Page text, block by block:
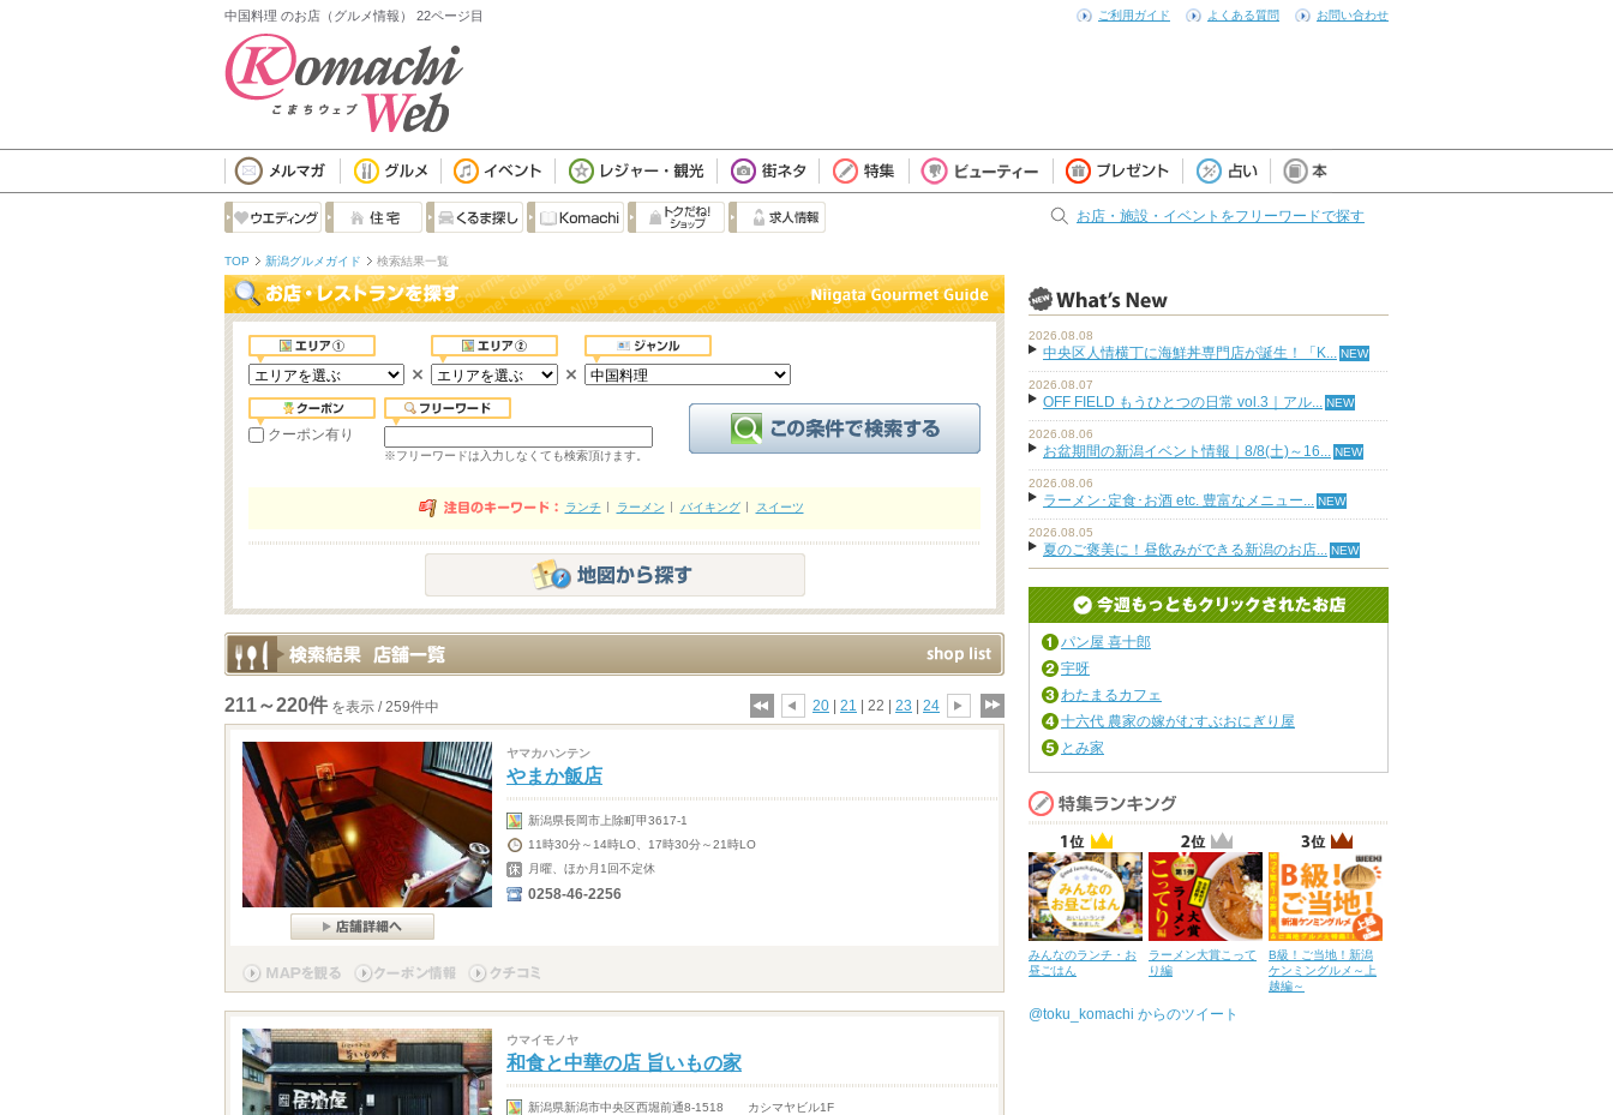
中国料理 のお店（グルメ情報） 22ページ目 ご利用ガイド よくある質問 お問い合わせ
お店・施設・イベントをフリーワードで探す
TOP 新潟グルメガイド 検索結果一覧
クーポン有り
※フリーワードは入力しなくても検索頂けます。
ランチ ラーメン バイキング スイーツ
211～220件 を表示 / 259件中 20 21 | 22 | 23 24
ヤマカハンテン
やまか飯店
新潟県長岡市上除町甲3617-1
11時30分～14時LO、17時30分～21時LO
月曜、ほか月1回不定休
0258-46-2256
ウマイモノヤ
和食と中華の店 旨いもの家
新潟県新潟市中央区西堀前通8-1518 カシマヤビル1F
2026.08.08
中央区人情横丁に海鮮丼専門店が誕生！「K...
2026.08.07
OFF FIELD もうひとつの日常 vol.3｜アル...
2026.08.06
お盆期間の新潟イベント情報｜8/8(土)～16...
2026.08.06
ラーメン･定食･お酒 etc. 豊富なメニュー...
2026.08.05
夏のご褒美に！昼飲みができる新潟のお店...
パン屋 喜十郎
宇呀
わたまるカフェ
十六代 農家の嫁がむすぶおにぎり屋
とみ家
みんなのランチ・お
昼ごはん
ラーメン大賞こって
り編
B級！ご当地！新潟
ケンミングルメ～上
越編～
@toku_komachi からのツイート